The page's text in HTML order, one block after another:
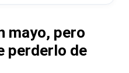
mayo, pero
perderlo de